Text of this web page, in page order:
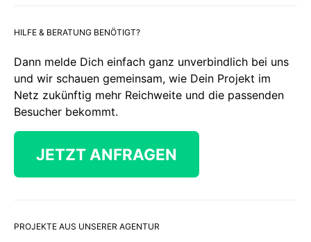
HILFE & BERATUNG BENÖTIGT?
Dann melde Dich einfach ganz unverbindlich bei uns
und wir schauen gemeinsam, wie Dein Projekt im
Netz zukünftig mehr Reichweite und die passenden
Besucher bekommt.
JETZT ANFRAGEN
PROJEKTE AUS UNSERER AGENTUR